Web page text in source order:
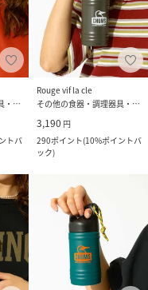
その他の食器・調理器具・キッチン用品
トバ
Rouge vif la cle
その他の食器・調理器具・キッチン用品
3,190 円
290ポイント(10%ポイントバ
ック)